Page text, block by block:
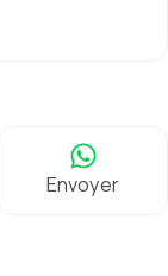
Envoyer